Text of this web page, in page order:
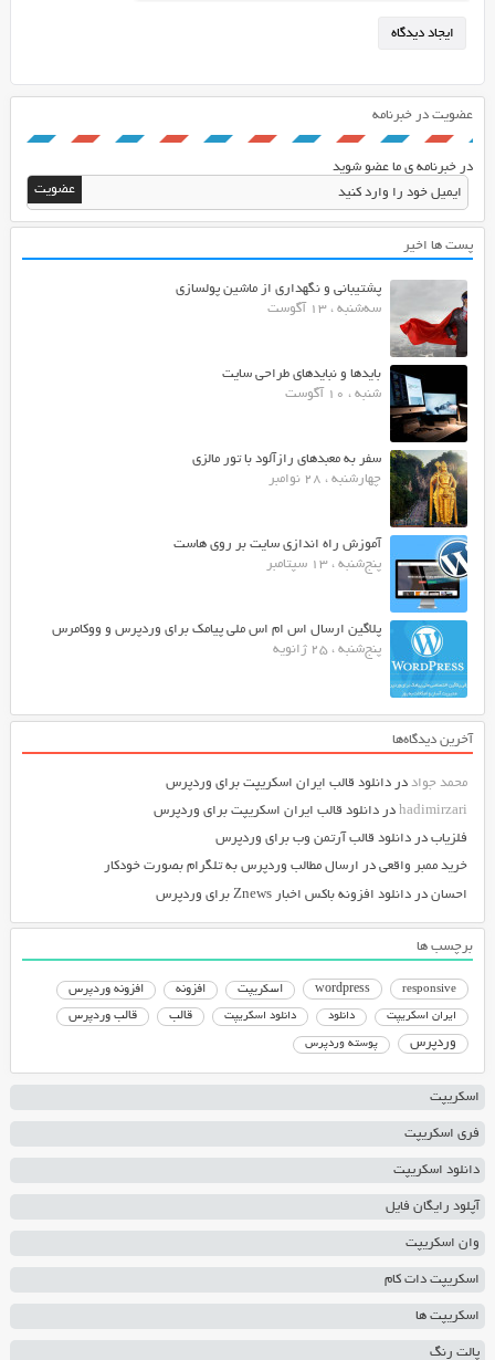
عضویت در خبرنامه
در خبرنامه ی ما عضو شوید
پست ها اخیر
پشتیبانی و نگهداری از ماشین پولسازی
سه‌شنبه ، 13 آگوست
بایدها و نبایدهای طراحی سایت
شنبه ، 10 آگوست
سفر به معبدهای رازآلود با تور مالزی
چهارشنبه ، 28 نوامبر
آموزش راه اندازی سایت بر روی هاست
پنج‌شنبه ، 13 سپتامبر
پلاگین ارسال اس ام اس ملی پیامک برای وردپرس و ووکامرس
پنج‌شنبه ، 25 ژانویه
آخرین دیدگاه‌ها
محمد جواددر دانلود قالب ایران اسکریپت برای وردپرس
hadimirzariدر دانلود قالب ایران اسکریپت برای وردپرس
فلزیابدر دانلود قالب آرتمن وب برای وردپرس
خرید ممبر واقعیدر ارسال مطالب وردپرس به تلگرام بصورت خودکار
احساندر دانلود افزونه باکس اخبار Znews برای وردپرس
برچسب ها
responsive
wordpress اسکریپت افزونه افزونه وردپرس
ایران اسکریپت دانلود دانلود اسکریپت قالب قالب وردپرس
وردپرس پوسته وردپرس
اسکریپت
فری اسکریپت
دانلود اسکریپت
آپلود رایگان فایل
وان اسکریپت
اسکریپت دات کام
اسکریپت ها
پالت رنگ